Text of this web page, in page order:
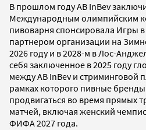
В прошлом году AB InBev
Международным олимпийским
пивоварня спонсировала Игры
партнером организации на
2026 году и в 2028-м в Лос-
себя заключенное в 2025 году
между AB InBev и стриминговой
рамках которого пивные
продвигаться во время прямых
матчей, включая женский
ФИФА 2027 года.